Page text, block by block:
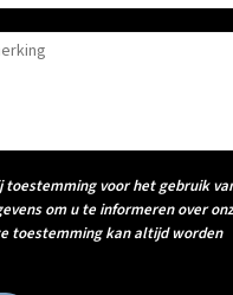
toestemming voor het gebruik
om u te informeren over
toestemming kan altijd worden